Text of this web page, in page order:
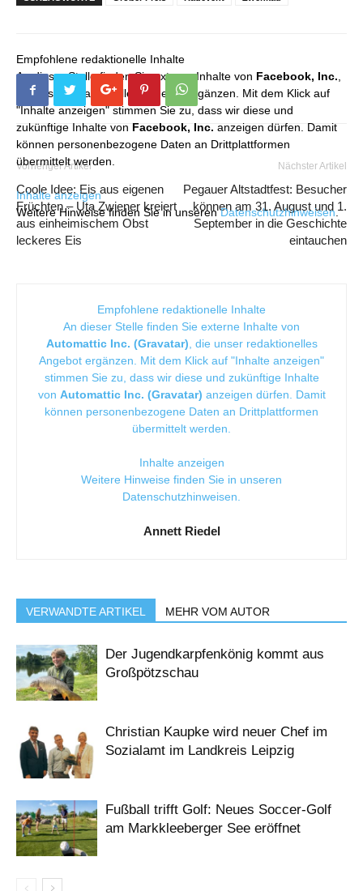
Empfohlene redaktionelle Inhalte
An dieser Stelle finden Sie externe Inhalte von Facebook, Inc.
die unser redaktionelles Angebot ergänzen. Mit dem Klick auf
"Inhalte anzeigen" stimmen Sie zu, dass wir diese und
zukünftige Inhalte von Facebook, Inc. anzeigen dürfen. Damit
können personenbezogene Daten an Drittplattformen
übermittelt werden.
Inhalte anzeigen
Weitere Hinweise finden Sie in unserenDatenschutzhinweisen .
Vorheriger Artikel
Coole Idee: Eis aus eigenen
Früchten – Uta Zwiener kreiert
aus einheimischem Obst
leckeres Eis
Nächster Artikel
Pegauer Altstadtfest: Besucher
können am 31. August und 1.
September in die Geschichte
eintauchen
Empfohlene redaktionelle Inhalte
An dieser Stelle finden Sie externe Inhalte von
Automattic Inc. (Gravatar) , die unser redaktionelles
Angebot ergänzen. Mit dem Klick auf "Inhalte anzeigen"
stimmen Sie zu, dass wir diese und zukünftige Inhalte
von Automattic Inc. (Gravatar) anzeigen dürfen. Damit
können personenbezogene Daten an Drittplattformen
übermittelt werden.
Inhalte anzeigen
Weitere Hinweise finden Sie in unseren
Datenschutzhinweisen
Annett Riedel
VERWANDTE ARTIKEL MEHR VOM AUTOR
Der Jugendkarpfenkönig kommt aus
Großpötzschau
Christian Kaupke wird neuer Chef im
Sozialamt im Landkreis Leipzig
Fußball trifft Golf: Neues Soccer-Golf
am Markkleeberger See eröffnet